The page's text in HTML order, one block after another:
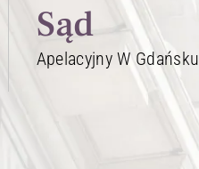
Sąd
Apelacyjny W Gdańsku